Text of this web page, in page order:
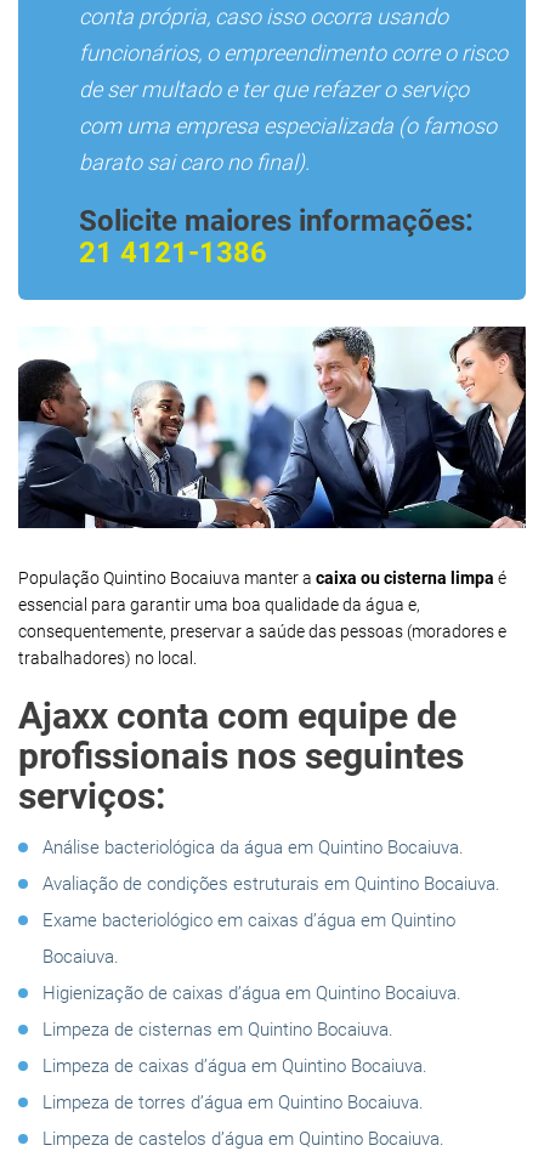
conta própria, caso isso ocorra usando
funcionários, o empreendimento corre o risco
de ser multado e ter que refazer o serviço
com uma empresa especializada (o famoso
barato sai caro no final).
Solicite maiores informações:
21 4121-1386
População Quintino Bocaiuva manter a caixa ou cisterna limpa é
essencial para garantir uma boa qualidade da água e,
consequentemente, preservar a saúde das pessoas (moradores e
trabalhadores) no local.
Ajaxx conta com equipe de
profissionais nos seguintes
serviços:
Análise bacteriológica da água em Quintino Bocaiuva.
Avaliação de condições estruturais em Quintino Bocaiuva.
Exame bacteriológico em caixas d’água em Quintino
Bocaiuva.
Higienização de caixas d’água em Quintino Bocaiuva.
Limpeza de cisternas em Quintino Bocaiuva.
Limpeza de caixas d’água em Quintino Bocaiuva.
Limpeza de torres d’água em Quintino Bocaiuva.
Limpeza de castelos d’água em Quintino Bocaiuva.